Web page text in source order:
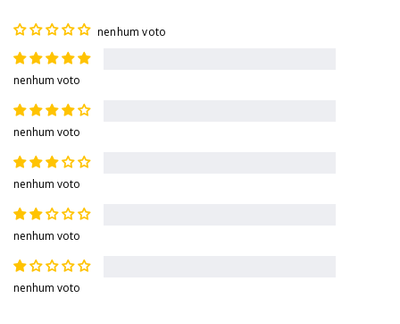
nenhum voto
nenhum voto
nenhum voto
nenhum voto
nenhum voto
nenhum voto